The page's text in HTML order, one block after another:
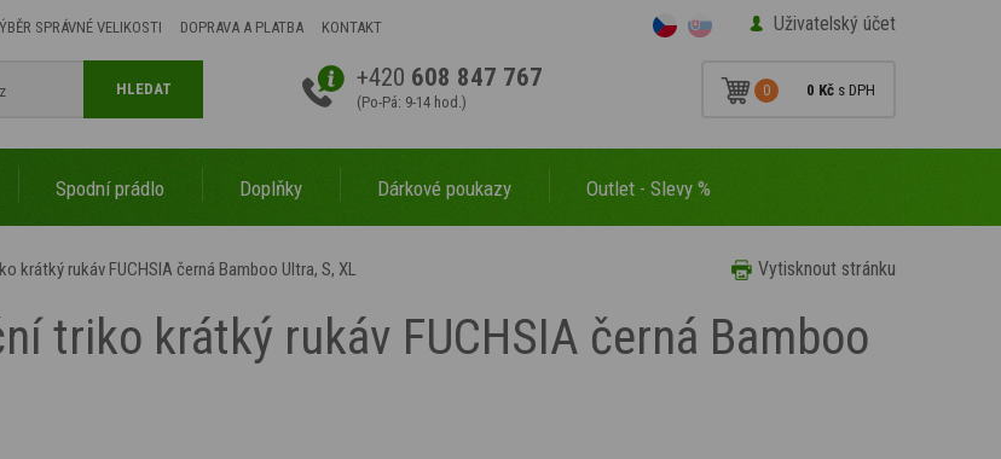
SPRÁVNÉ VELIKOSTI DOPRAVA A PLATBA KONTAKT Uživatelský účet
+420 608 847 767
(Po-Pá: 9-14 hod.)
0 0 Kč s DPH
HLEDAT
Spodní prádlo Doplňky Dárkové poukazy Outlet - Slevy %
Vytisknout stránku
krátký rukáv FUCHSIA černá Bamboo Ultra, S, XL
triko krátký rukáv FUCHSIA černá Bamboo